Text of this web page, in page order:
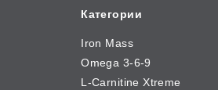
Категории
Iron Mass
Omega 3-6-9
L-Carnitine Xtreme